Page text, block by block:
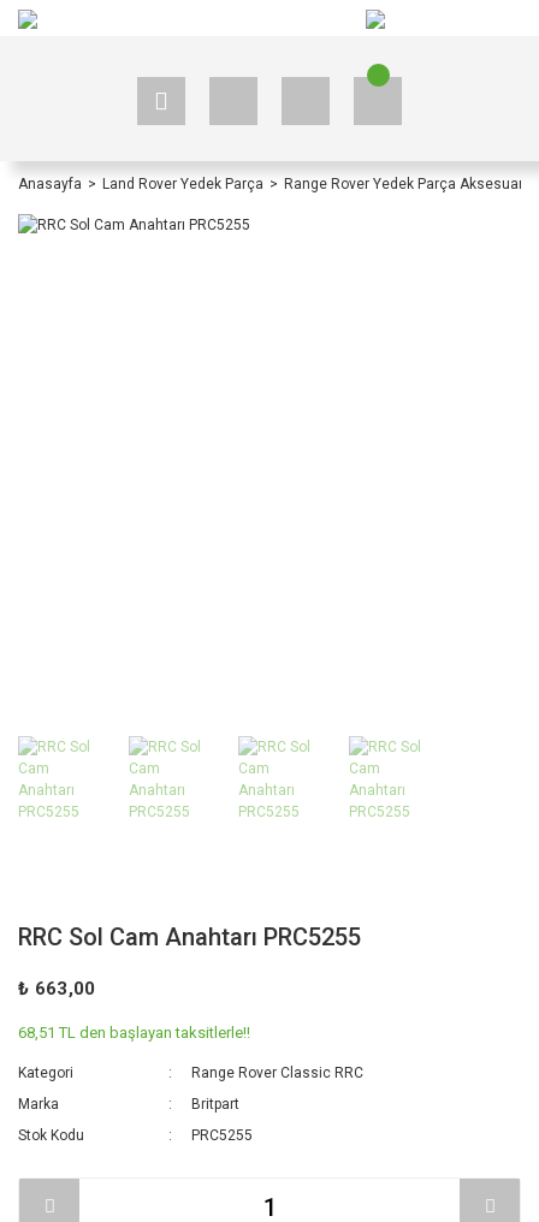
Anasayfa Land Rover Yedek Parça Range Rover Yedek Parça Aksesuar
RRC Sol Cam Anahtarı PRC5255
₺ 663,00
68,51 TL den başlayan taksitlerle!!
Kategori
Range Rover Classic RRC
Marka
Britpart
Stok Kodu
PRC5255